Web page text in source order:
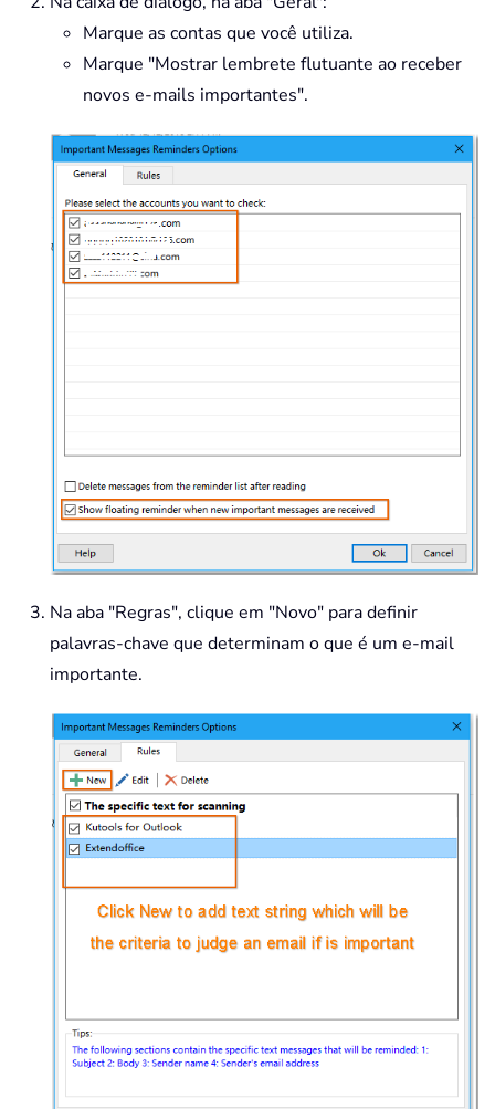
Marque as contas que você utiliza.
Marque "Mostrar lembrete flutuante ao receber
novos e-mails importantes".
Na aba "Regras", clique em "Novo" para definir
palavras-chave que determinam o que é um e-mail
importante.